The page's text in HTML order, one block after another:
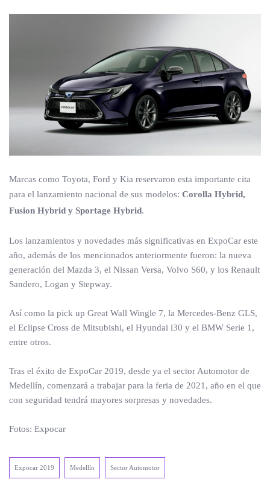
Marcas como Toyota, Ford y Kia reservaron esta importante cita
para el lanzamiento nacional de sus modelos: Corolla Hybrid,
Fusion Hybrid y Sportage Hybrid.
Los lanzamientos y novedades más significativas en ExpoCar este
año, además de los mencionados anteriormente fueron: la nueva
generación del Mazda 3, el Nissan Versa, Volvo S60, y los Renault
Sandero, Logan y Stepway.
Así como la pick up Great Wall Wingle 7, la Mercedes-Benz GLS,
el Eclipse Cross de Mitsubishi, el Hyundai i30 y el BMW Serie 1,
entre otros.
Tras el éxito de ExpoCar 2019, desde ya el sector Automotor de
Medellín, comenzará a trabajar para la feria de 2021, año en el que
con seguridad tendrá mayores sorpresas y novedades.
Fotos: Expocar
Expocar 2019 Medellín Sector Automotor